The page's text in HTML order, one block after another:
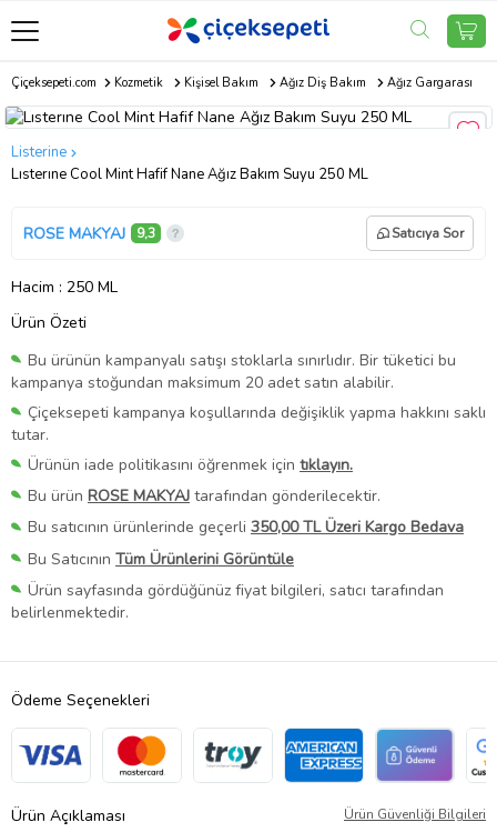
Çiçeksepeti.com Kozmetik Kişisel Bakım Ağız Diş Bakım Ağız Gargarası
Listerine
Lısterıne Cool Mint Hafif Nane Ağız Bakım Suyu 250 ML
ROSE MAKYAJ 9,3 Satıcıya Sor
Hacim : 250 ML
Ürün Özeti
Bu ürünün kampanyalı satışı stoklarla sınırlıdır. Bir tüketici bu
kampanya stoğundan maksimum 20 adet satın alabilir.
Çiçeksepeti kampanya koşullarında değişiklik yapma hakkını saklı
tutar.
Ürünün iade politikasını öğrenmek için tıklayın.
Bu ürün ROSE MAKYAJ tarafından gönderilecektir.
Bu satıcının ürünlerinde geçerli 350,00 TL Üzeri Kargo Bedava
Bu Satıcının Tüm Ürünlerini Görüntüle
Ürün sayfasında gördüğünüz fiyat bilgileri, satıcı tarafından
belirlenmektedir.
Ödeme Seçenekleri
Ürün Açıklaması Ürün Güvenliği Bilgileri